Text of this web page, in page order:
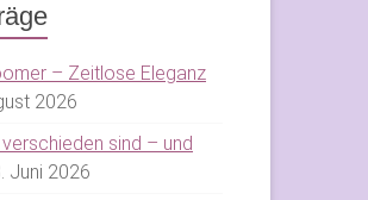
– Zeitlose Eleganz
2026
sind – und
Juni 2026